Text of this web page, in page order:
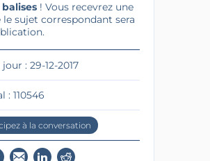
! Vous recevrez une
sujet correspondant sera
: 29-12-2017
: 110546
à la conversation